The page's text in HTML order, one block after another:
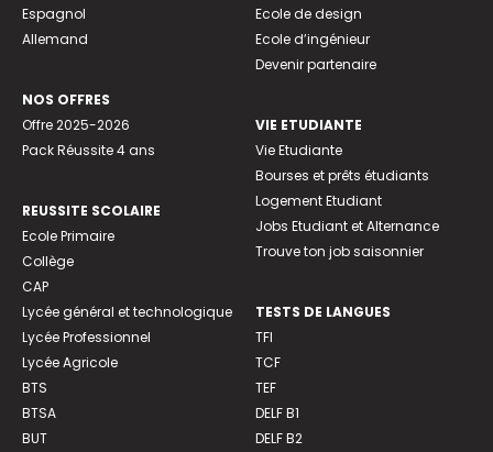
Espagnol
Allemand
NOS OFFRES
Offre 2025-2026
Pack Réussite 4 ans
REUSSITE SCOLAIRE
Ecole Primaire
Collège
CAP
Lycée général et technologique
Lycée Professionnel
Lycée Agricole
BTS
BTSA
BUT
Ecole de design
Ecole d’ingénieur
Devenir partenaire
VIE ETUDIANTE
Vie Etudiante
Bourses et prêts étudiants
Logement Etudiant
Jobs Etudiant et Alternance
Trouve ton job saisonnier
TESTS DE LANGUES
TFI
TCF
TEF
DELF B1
DELF B2